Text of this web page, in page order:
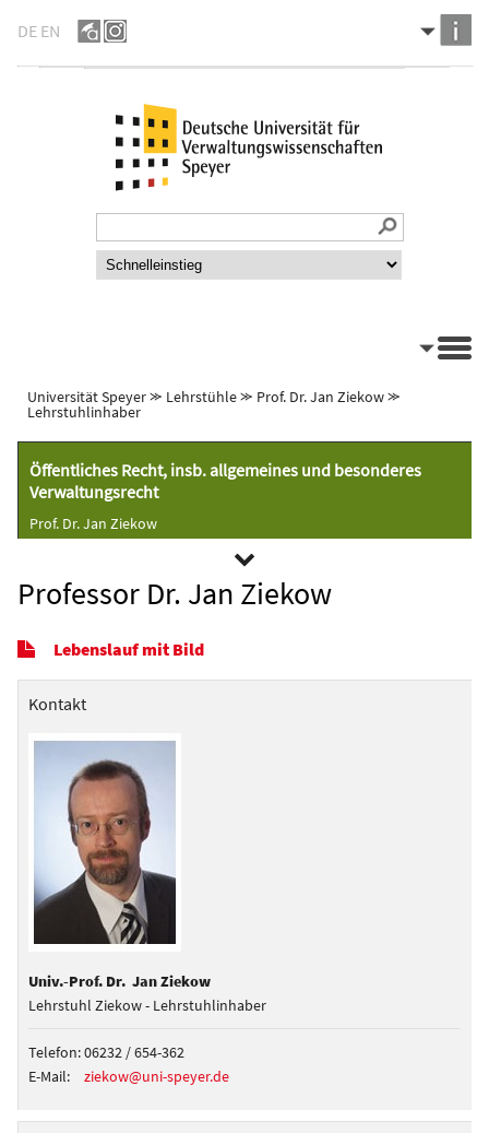
DE EN
Universität Speyer⪼ Lehrstühle⪼ Prof. Dr. Jan Ziekow⪼
Lehrstuhlinhaber
Öffentliches Recht, insb. allgemeines und besonderes
Verwaltungsrecht
Prof. Dr. Jan Ziekow
Professor Dr. Jan Ziekow
Lebenslauf mit Bild
Kontakt
Univ.-Prof. Dr. Jan Ziekow
Lehrstuhl Ziekow - Lehrstuhlinhaber
Telefon:06232 / 654-362
E-Mail:
ziekow@uni-speyer.de